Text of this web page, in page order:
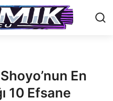
En
10 Efsane